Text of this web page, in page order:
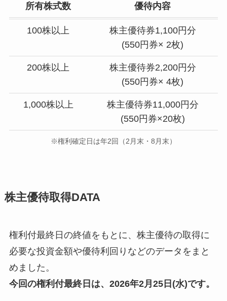
所有株式数 優待内容
100株以上
株主優待券1,100円分
(550円券× 2枚)
200株以上
株主優待券2,200円分
(550円券× 4枚)
1,000株以上
株主優待券11,000円分
(550円券×20枚)
※権利確定日は年2回（2月末・8月末）
株主優待取得DATA
権利付最終日の終値をもとに、株主優待の取得に
必要な投資金額や優待利回りなどのデータをまと
めました。
今回の権利付最終日 は、2026年2月25日(水)です。